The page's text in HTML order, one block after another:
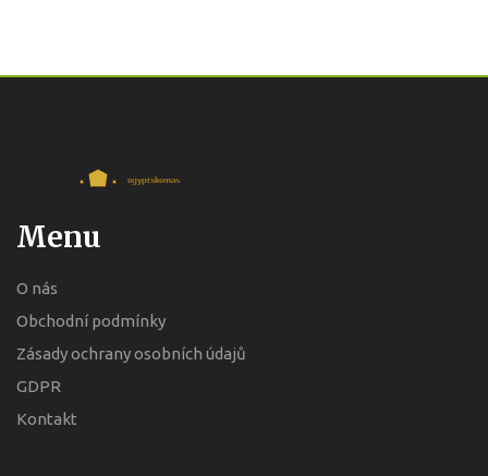
Menu
O nás
Obchodní podmínky
Zásady ochrany osobních údajů
GDPR
Kontakt